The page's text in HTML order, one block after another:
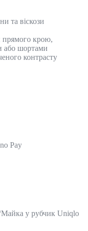
та віскози
прямого крою,
або шортами
контрасту
Pay
у рубчик Uniqlo